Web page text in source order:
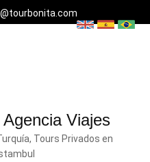
Viajes
Tours Privados en